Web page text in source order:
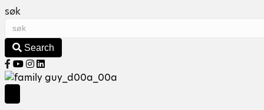
søk
Search
Y
o